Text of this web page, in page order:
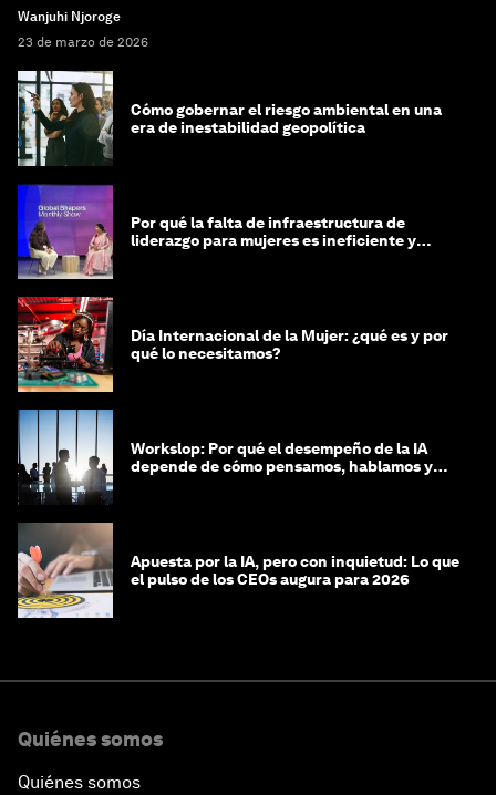
Wanjuhi Njoroge
23 de marzo de 2026
Cómo gobernar el riesgo ambiental en una
era de inestabilidad geopolítica
Por qué la falta de infraestructura de
liderazgo para mujeres es ineficiente y
Día Internacional de la Mujer: ¿qué es y por
qué lo necesitamos?
Workslop: Por qué el desempeño de la IA
depende de cómo pensamos, hablamos y
Apuesta por la IA, pero con inquietud: Lo que
el pulso de los CEOs augura para 2026
Quiénes somos
Quiénes somos